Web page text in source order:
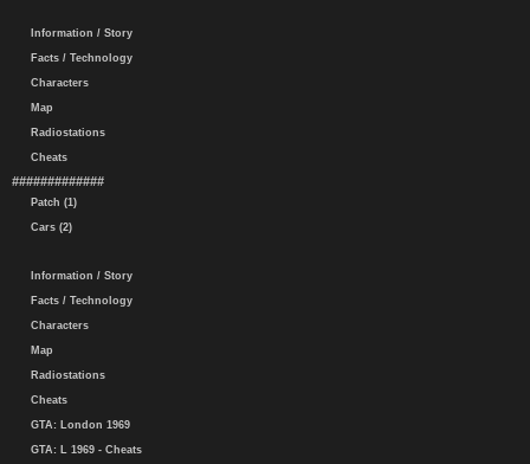
Information / Story
Facts / Technology
Characters
Map
Radiostations
Cheats
#############
Patch (1)
Cars (2)
Information / Story
Facts / Technology
Characters
Map
Radiostations
Cheats
GTA: London 1969
GTA: L 1969 - Cheats